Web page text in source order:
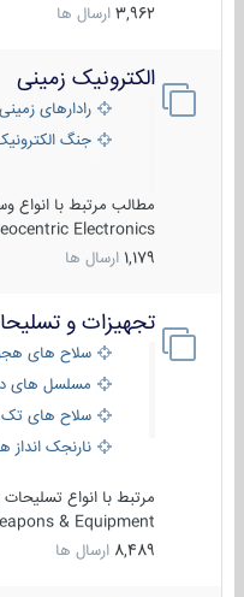
3,962 ارسال ها
الکترونیک زمینی
رادارهای زمینی
جنگ الکترونیک
مطالب مرتبط با انواع
Electronics
1,179 ارسال ها
تجهیزات و
سلاح های
مسلسل های
سلاح های تک
نارنجک انداز ها
مرتبط با انواع تسلیحات و
& Equipment
8,489 ارسال ها